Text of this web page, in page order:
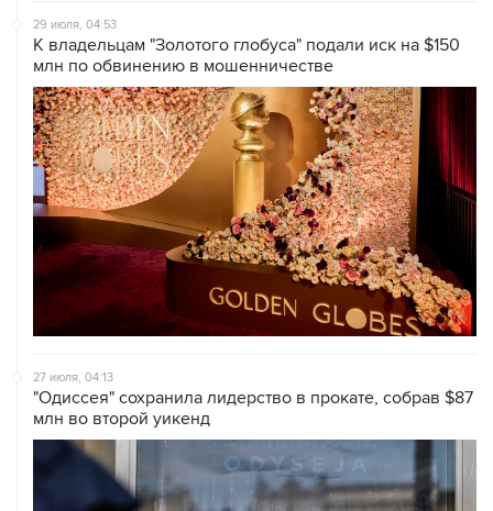
29 июля, 04:53
К владельцам "Золотого глобуса" подали иск на $150
млн по обвинению в мошенничестве
27 июля, 04:13
"Одиссея" сохранила лидерство в прокате, собрав $87
млн во второй уикенд